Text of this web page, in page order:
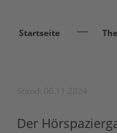
Startseite
Der